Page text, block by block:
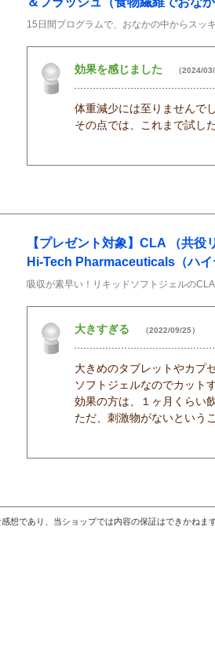
15日間プログラムで、おなかの中からスッ
効果を感じました （2024/03/
体重減少には至りませんで
その点では、これまで試し
【プレゼント対象】CLA （共
Hi-Tech Pharmaceuticals（ハイ
吸収が素早い！リキッドソフトジェルのCLA
大きすぎる （2022/09/25）
大きめのタブレットやカプ
ソフトジェルなのでカット
効果の方は、１ヶ月くらい
ただ、刺激物がないという
想であり、当ショップでは内容の保証はできかね